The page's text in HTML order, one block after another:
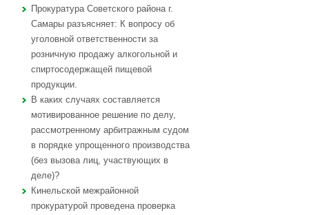
Прокуратура Советского района г.
Самары разъясняет: К вопросу об
уголовной ответственности за
розничную продажу алкогольной и
спиртосодержащей пищевой
продукции.
В каких случаях составляется
мотивированное решение по делу,
рассмотренному арбитражным судом
в порядке упрощенного производства
(без вызова лиц, участвующих в
деле)?
Кинельской межрайонной
прокуратурой проведена проверка